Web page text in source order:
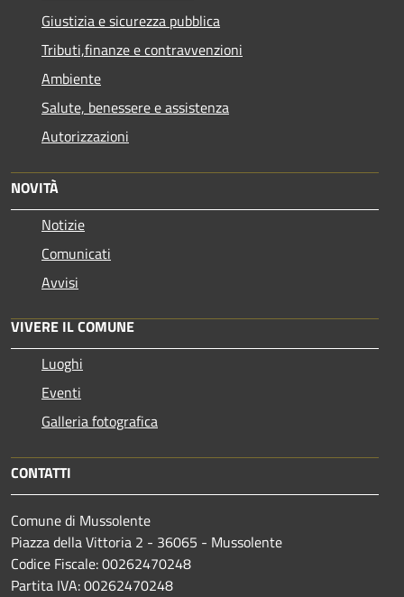
Giustizia e sicurezza pubblica
Tributi,finanze e contravvenzioni
Ambiente
Salute, benessere e assistenza
Autorizzazioni
NOVITÀ
Notizie
Comunicati
Avvisi
VIVERE IL COMUNE
Luoghi
Eventi
Galleria fotografica
CONTATTI
Comune di Mussolente
Piazza della Vittoria 2 - 36065 - Mussolente
Codice Fiscale: 00262470248
Partita IVA: 00262470248